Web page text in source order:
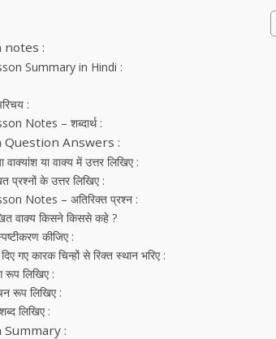
notes :
Summary in Hindi :
:
Notes – शब्दार्थ :
Question Answers :
वाक्यांश या वाक्य में उत्तर लिखिए :
प्रश्नों के उत्तर लिखिए :
Notes – अतिरिक्त प्रश्न :
वाक्य किसने किससे कहे ?
कीजिए :
गए कारक चिन्हों से रिक्त स्थान भरिए :
रूप लिखिए :
रूप लिखिए :
लिखिए :
Summary :